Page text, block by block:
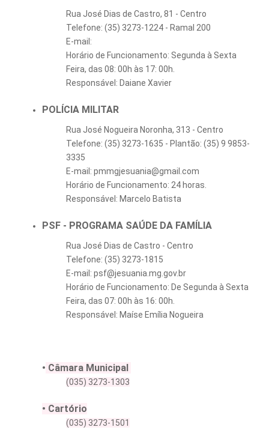
Rua José Dias de Castro, 81 - Centro
Telefone: (35) 3273-1224 - Ramal 200
E-mail:
Horário de Funcionamento: Segunda à Sexta
Feira, das 08: 00h às 17: 00h.
Responsável: Daiane Xavier
POLÍCIA MILITAR
Rua José Nogueira Noronha, 313 - Centro
Telefone: (35) 3273-1635 - Plantão: (35) 9 9853-
3335
E-mail: pmmgjesuania@gmail.com
Horário de Funcionamento: 24 horas.
Responsável: Marcelo Batista
PSF - PROGRAMA SAÚDE DA FAMÍLIA
Rua José Dias de Castro - Centro
Telefone: (35) 3273-1815
E-mail: psf@jesuania.mg.gov.br
Horário de Funcionamento: De Segunda à Sexta
Feira, das 07: 00h às 16: 00h.
Responsável: Maíse Emília Nogueira
• Câmara Municipal
(035) 3273-1303
• Cartório
(035) 3273-1501